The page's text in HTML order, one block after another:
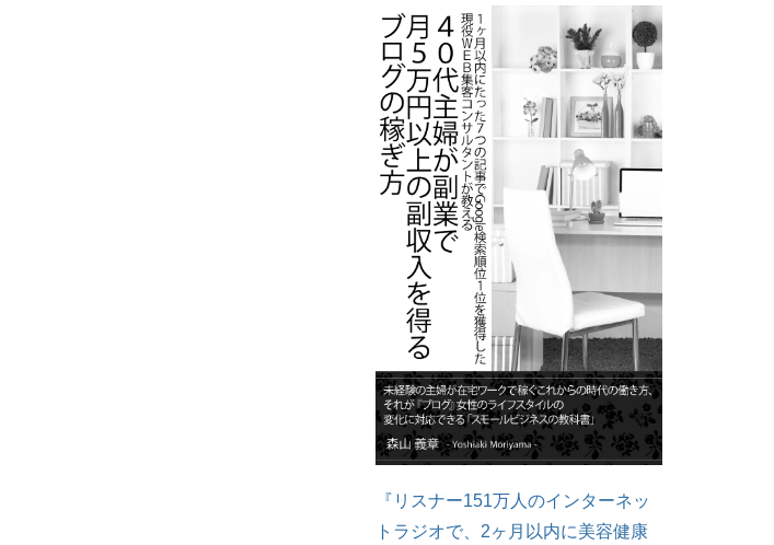
『リスナー151万人のインターネッ
トラジオで、2ヶ月以内に美容健康